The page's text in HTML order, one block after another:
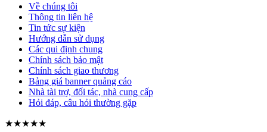
Về chúng tôi
Thông tin liên hệ
Tin tức sự kiện
Hướng dẫn sử dụng
Các qui định chung
Chính sách bảo mật
Chính sách giao thương
Bảng giá banner quảng cáo
Nhà tài trợ, đối tác, nhà cung cấp
Hỏi đáp, câu hỏi thường gặp
★★★★★